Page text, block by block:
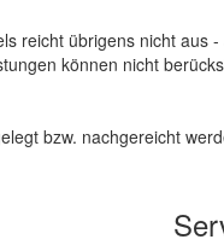
reicht übrigens nicht aus
können nicht
bzw. nachgereicht